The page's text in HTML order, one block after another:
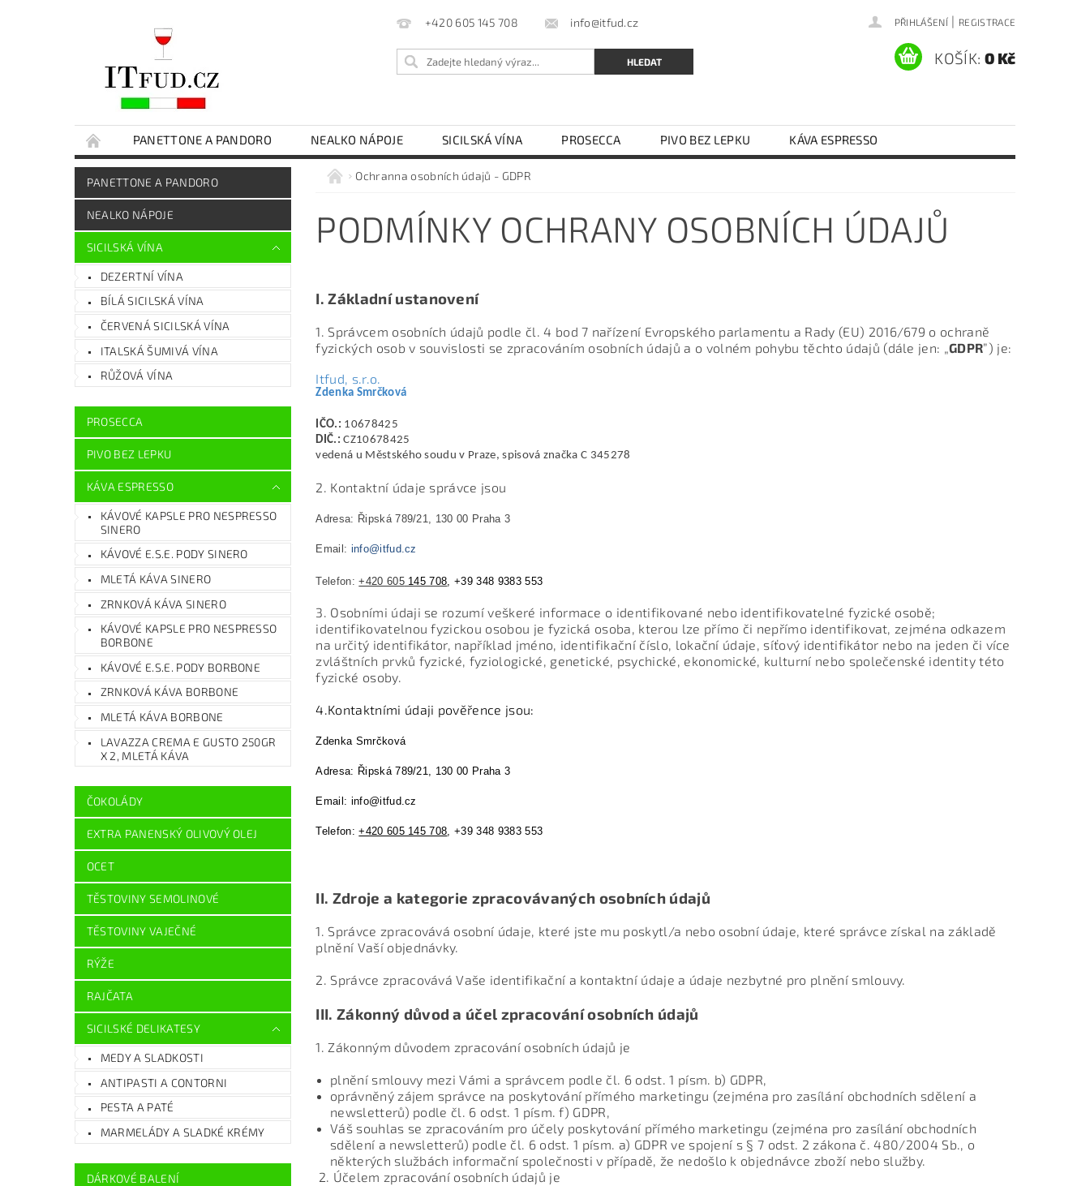
+420 605 145 708 info@itfud.cz PŘIHLÁŠENÍ | REGISTRACE
KOŠÍK: 0 Kč
PANETTONE A PANDORO NEALKO NÁPOJE SICILSKÁ VÍNA PROSECCA PIVO BEZ LEPKU
KÁVA ESPRESSO
ČOKOLÁDY
EXTRA PANENSKÝ OLIVOVÝ OLEJ OCET TĚSTOVINY SEMOLINOVÉ
SICILSKÉ DELIKATESY
DÁRKOVÉ BALENÍ
PANETTONE A PANDORO
NEALKO NÁPOJE
SICILSKÁ VÍNA
DEZERTNÍ VÍNA
BÍLÁ SICILSKÁ VÍNA
ČERVENÁ SICILSKÁ VÍNA
ITALSKÁ ŠUMIVÁ VÍNA
RŮŽOVÁ VÍNA
PROSECCA
PIVO BEZ LEPKU
KÁVA ESPRESSO
KÁVOVÉ KAPSLE PRO NESPRESSO
SINERO
KÁVOVÉ E.S.E. PODY SINERO
MLETÁ KÁVA SINERO
ZRNKOVÁ KÁVA SINERO
KÁVOVÉ KAPSLE PRO NESPRESSO
BORBONE
KÁVOVÉ E.S.E. PODY BORBONE
ZRNKOVÁ KÁVA BORBONE
MLETÁ KÁVA BORBONE
LAVAZZA CREMA E GUSTO 250GR
X 2, MLETÁ KÁVA
ČOKOLÁDY
EXTRA PANENSKÝ OLIVOVÝ OLEJ
OCET
TĚSTOVINY SEMOLINOVÉ
TĚSTOVINY VAJEČNÉ
RÝŽE
RAJČATA
SICILSKÉ DELIKATESY
MEDY A SLADKOSTI
ANTIPASTI A CONTORNI
PESTA A PATÉ
MARMELÁDY A SLADKÉ KRÉMY
DÁRKOVÉ BALENÍ
Ochranna osobních údajů - GDPR
PODMÍNKY OCHRANY OSOBNÍCH ÚDAJŮ
I.Základní ustanovení
1. Správcem osobních údajů podle čl. 4 bod 7 nařízení Evropského parlamentu a Rady (EU) 2016/679 o ochraně
fyzických osob v souvislosti se zpracováním osobních údajů a o volném pohybu těchto údajů (dále jen: „GDPR”) je:
Itfud, s.r.o.
Zdenka Smrčková
IČO.: 10678425
DIČ.: CZ10678425
vedená u Městského soudu v Praze, spisová značka C 345278
2. Kontaktní údaje správce jsou
Adresa: Řipská 789/21, 130 00 Praha 3
Email: info@itfud.cz
Telefon:+420 605145 708, +39 348 9383 553
3. Osobními údaji se rozumí veškeré informace o identifikované nebo identifikovatelné fyzické osobě;
identifikovatelnou fyzickou osobou je fyzická osoba, kterou lze přímo či nepřímo identifikovat, zejména odkazem
na určitý identifikátor, například jméno, identifikační číslo, lokační údaje, síťový identifikátor nebo na jeden či více
zvláštních prvků fyzické, fyziologické, genetické, psychické, ekonomické, kulturní nebo společenské identity této
fyzické osoby.
4.Kontaktními údaji pověřence jsou:
Zdenka Smrčková
Adresa: Řipská 789/21, 130 00 Praha 3
Email: info@itfud.cz
Telefon:+420 605 145 708, +39 348 9383 553
II. Zdroje a kategorie zpracovávaných osobních údajů
1. Správce zpracovává osobní údaje, které jste mu poskytl/a nebo osobní údaje, které správce získal na základě
plnění Vaší objednávky.
2. Správce zpracovává Vaše identifikační a kontaktní údaje a údaje nezbytné pro plnění smlouvy.
III.Zákonný důvod a účel zpracování osobních údajů
1. Zákonným důvodem zpracování osobních údajů je
plnění smlouvy mezi Vámi a správcem podle čl. 6 odst. 1 písm. b) GDPR,
oprávněný zájem správce na poskytování přímého marketingu (zejména pro zasílání obchodních sdělení a
newsletterů) podle čl. 6 odst. 1 písm. f) GDPR,
Váš souhlas se zpracováním pro účely poskytování přímého marketingu (zejména pro zasílání obchodních
sdělení a newsletterů) podle čl. 6 odst. 1 písm. a) GDPR ve spojení s § 7 odst. 2 zákona č. 480/2004 Sb., o
některých službách informační společnosti v případě, že nedošlo k objednávce zboží nebo služby.
2. Účelem zpracování osobních údajů je